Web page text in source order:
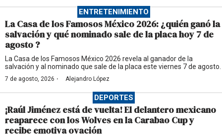
ENTRETENIMIENTO
La Casa de los Famosos México 2026: ¿quién ganó la
salvación y qué nominado sale de la placa hoy 7 de
agosto ?
La Casa de los Famosos México 2026 revela al ganador de la
salvación y al nominado que sale de la placa este viernes 7 de agosto.
7 de agosto, 2026 · Alejandro López
DEPORTES
¡Raúl Jiménez está de vuelta! El delantero mexicano
reaparece con los Wolves en la Carabao Cup y
recibe emotiva ovación